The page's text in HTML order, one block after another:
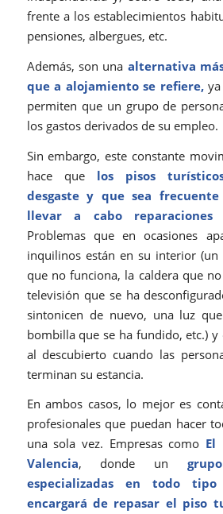
frente a los establecimientos
pensiones, albergues, etc.
Además, son una alternativa
que a alojamiento se refiere,ya
permiten que un grupo de
los gastos derivados de su empleo.
Sin embargo, este constante
hace quelos pisos
desgaste y que sea
llevar a cabo
Problemas que en ocasiones
inquilinos están en su interior (un
que no funciona, la caldera que
televisión que se ha
sintonicen de nuevo, una luz
bombilla que se ha fundido, etc.) y
al descubierto cuando las
terminan su estancia.
En ambos casos, lo mejor es
profesionales que puedan hacer
una sola vez. Empresas como El
Valencia, donde un
especializadas en todo
encargará de repasar el piso